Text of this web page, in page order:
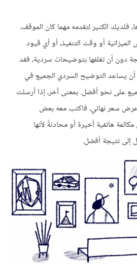
فلديك الكثير لتقدمه مهما كان الموقف،
أو وقت التنفيذ، أو أي قيود
دون أن تغلفها بتوضيحات سردية، فقد
أن يساعد التوضيح السردي الجميع في
على نحو أفضل. بمعنى آخر، إذا أرسلت
سعر نهائي، فاكتب معه بعض
هاتفية أخيرة أو محادثةً لأنها
إلى نتيجة أفضل.